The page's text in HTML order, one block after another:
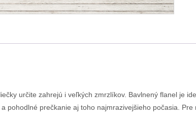
určite zahrejú i veľkých zmrzlíkov. Bavlnený flanel je
pohodlné prečkanie aj toho najmrazivejšieho počasia.